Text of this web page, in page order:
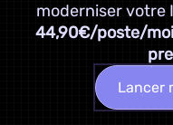
moderniser votre
44,90€/poste/
Lancer